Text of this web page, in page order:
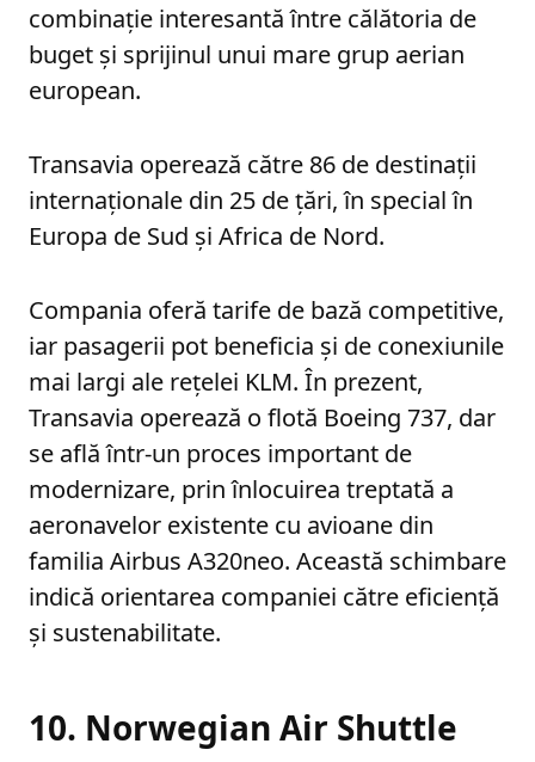
combinație interesantă între călătoria de
buget și sprijinul unui mare grup aerian
european.
Transavia operează către 86 de destinații
internaționale din 25 de țări, în special în
Europa de Sud și Africa de Nord.
Compania oferă tarife de bază competitive,
iar pasagerii pot beneficia și de conexiunile
mai largi ale rețelei KLM. În prezent,
Transavia operează o flotă Boeing 737, dar
se află într-un proces important de
modernizare, prin înlocuirea treptată a
aeronavelor existente cu avioane din
familia Airbus A320neo. Această schimbare
indică orientarea companiei către eficiență
și sustenabilitate.
10. Norwegian Air Shuttle